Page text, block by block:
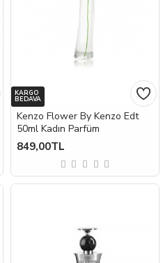
KARGO
BEDAVA
Kenzo Flower By Kenzo Edt
50ml Kadın Parfüm
849,00TL